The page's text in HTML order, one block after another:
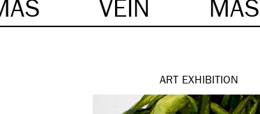
VEIN MÁS
ART EXHIBITION